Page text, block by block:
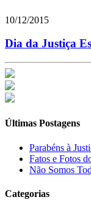
10/12/2015
Dia da Justiça
Últimas Postagens
Parabéns à
Fatos e Fotos
Não Somos
Categorias